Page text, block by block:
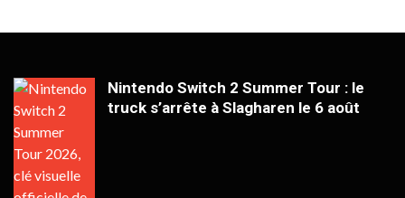
Nintendo Switch 2 Summer Tour : le
truck s’arrête à Slagharen le 6 août